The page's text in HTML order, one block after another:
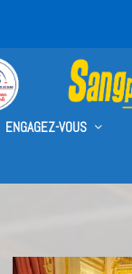
ENGAGEZ-VOUS